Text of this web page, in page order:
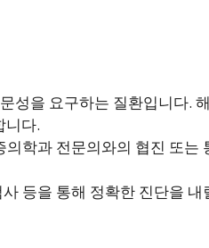
성을 요구하는 질환입니다.
니다.
학과 전문의와의 협진 또는
등을 통해 정확한 진단을